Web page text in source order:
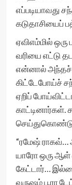
எப்படியாவது
கடுதாசியைப்
ஏவிஎம்மில் ஒரு
வரியை எட்டு
என்னால் அந்தச்
கிட்டேபோய்ச்
ஏறிப்
காட்டினார்கள்.
“ரமேஷ் ராகவ்…
யாரோ ஒரு
கேட்டார்…
வருஷம் பூரா